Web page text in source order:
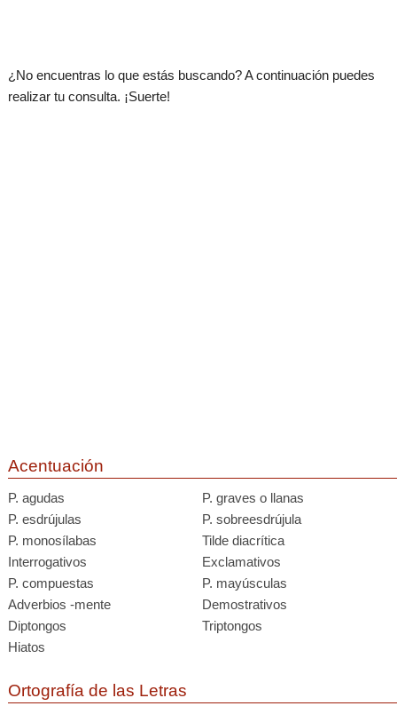
¿No encuentras lo que estás buscando? A continuación puedes
realizar tu consulta. ¡Suerte!
Acentuación
P. agudas
P. graves o llanas
P. esdrújulas
P. sobreesdrújula
P. monosílabas
Tilde diacrítica
Interrogativos
Exclamativos
P. compuestas
P. mayúsculas
Adverbios -mente
Demostrativos
Diptongos
Triptongos
Hiatos
Ortografía de las Letras